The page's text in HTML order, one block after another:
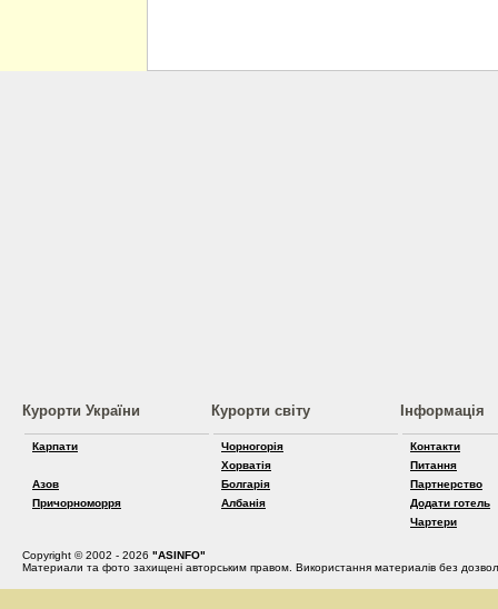
Курорти України
Карпати
Азов
Причорноморря
Курорти світу
Чорногорія
Хорватія
Болгарія
Албанія
Інформація
Контакти
Питання
Партнерство
Додати готель
Чартери
Copyright © 2002 - 2026 "ASINFO"
Материали та фото захищені авторським правом. Використання материалів без